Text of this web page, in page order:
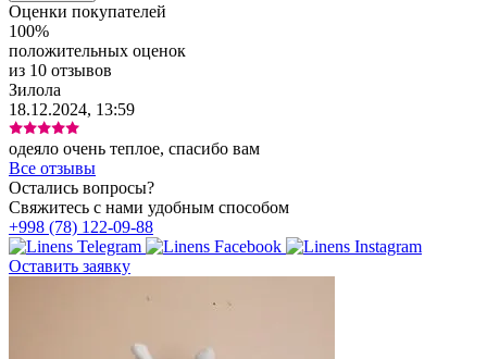
Оценки покупателей
100%
положительных оценок
из 10 отзывов
Зилола
18.12.2024, 13:59
одеяло очень теплое, спасибо вам
Все отзывы
Остались вопросы?
Свяжитесь с нами удобным способом
+998 (78) 122-09-88
Оставить заявку